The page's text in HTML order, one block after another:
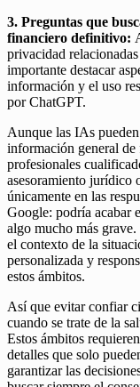
3. Preguntas que
financiero definitivo:
privacidad
importante destacar
información y el uso
por ChatGPT.
Aunque las IAs
información general de
profesionales
asesoramiento jurídico
únicamente en las
Google: podría acabar
algo mucho más
el contexto de la
personalizada y
estos ámbitos.
Así que evitar confiar
cuando se trate de la
Estos ámbitos
detalles que solo
garantizar las